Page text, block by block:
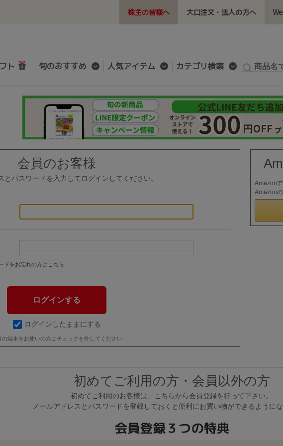
株主の皆様へ 大口注文・法人の方へ
ト 旬のおすすめ 人気アイテム カテゴリ検索
会員のお客様
とパスワードを入力してログインしてください。
ドをお忘れの方はこちら
ログインしたままにする
の端末をお使いの方はチェックを外してください
Amazon
Amazon
初めてご利用の方・会員以外の方
初めてご利用のお客様は、こちらから会員登録を行って下さい。
メールアドレスとパスワードを登録しておくと便利にお買い物ができるように